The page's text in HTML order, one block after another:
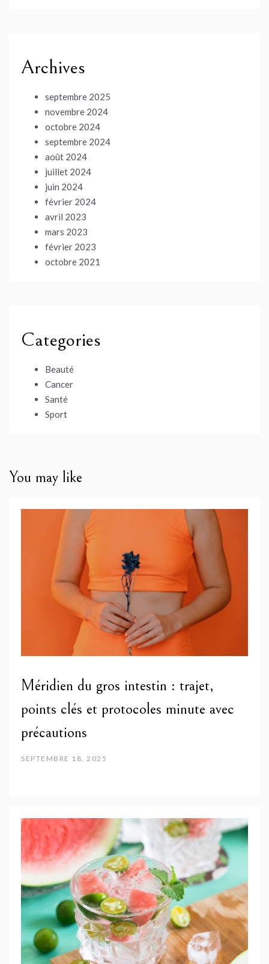
Archives
septembre 2025
novembre 2024
octobre 2024
septembre 2024
août 2024
juillet 2024
juin 2024
février 2024
avril 2023
mars 2023
février 2023
octobre 2021
Categories
Beauté
Cancer
Santé
Sport
You may like
Méridien du gros intestin : trajet,
points clés et protocoles minute avec
précautions
SEPTEMBRE 18, 2025